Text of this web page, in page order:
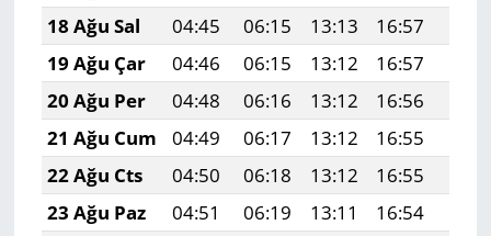
18 Ağu Sal
04:45 06:15 13:13 16:57
19 Ağu Çar
04:46 06:15 13:12 16:57
20 Ağu Per
04:48 06:16 13:12 16:56
21 Ağu Cum
04:49 06:17 13:12 16:55
22 Ağu Cts
04:50 06:18 13:12 16:55
23 Ağu Paz
04:51 06:19 13:11 16:54